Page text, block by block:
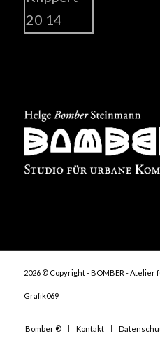
2026 © Copyright - BOMBER -
Grafik069
Bomber ® Kontakt